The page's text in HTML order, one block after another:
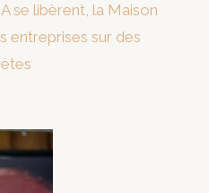
se libèrent, la Maison
entreprises sur des